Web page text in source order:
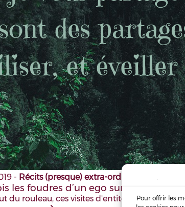
Pour offrir les
- Récits (presque) extra-ordinaires
les foudres d’un ego sur-
du rouleau, ces visites d'entités sont